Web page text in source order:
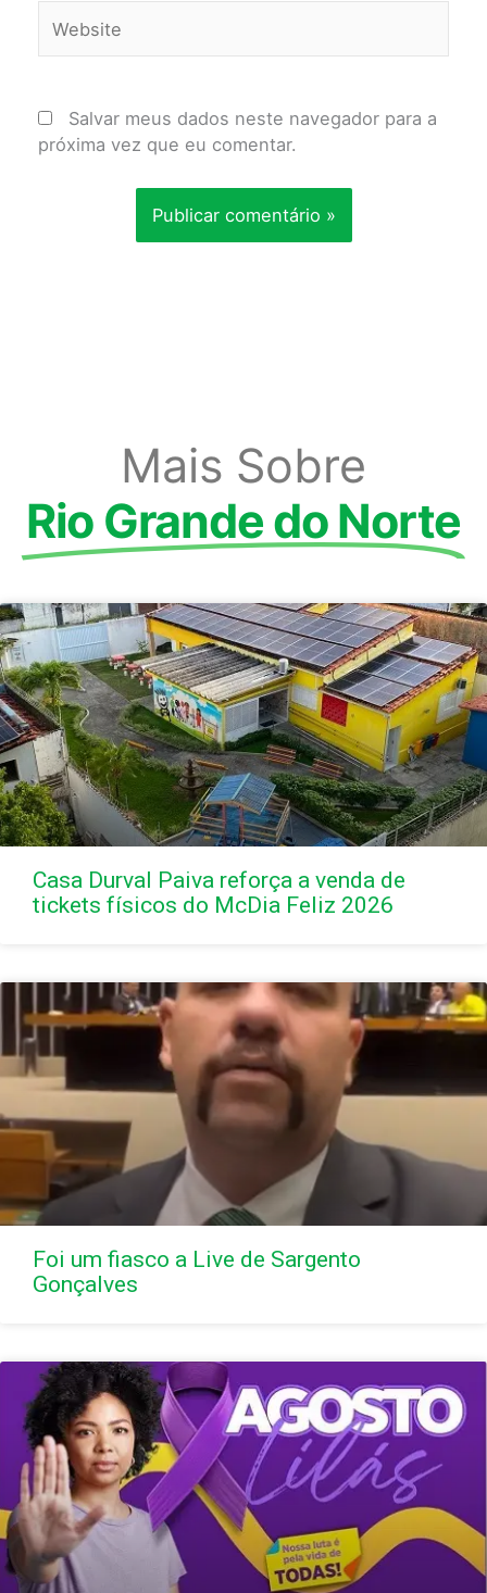
Salvar meus dados neste navegador para a
próxima vez que eu comentar.
Mais Sobre
Rio Grande do Norte
Casa Durval Paiva reforça a venda de
tickets físicos do McDia Feliz 2026
Foi um fiasco a Live de Sargento
Gonçalves